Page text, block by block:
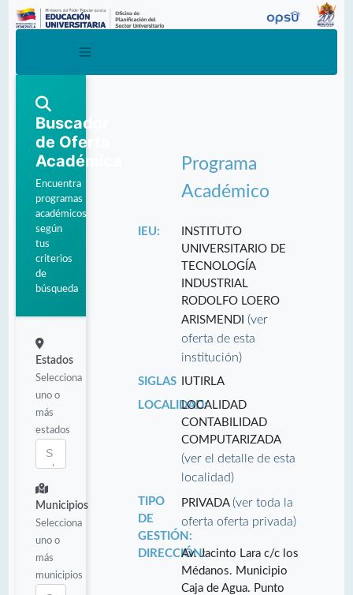
Buscador
de Oferta
Académica
Encuentra
programas
académicos
según
tus
criterios
de
búsqueda
Estados
Selecciona
uno o
más
estados
Municipios
Selecciona
uno o
más
municipios
Programa
Académico
IEU:
INSTITUTO
UNIVERSITARIO DE
TECNOLOGÍA
INDUSTRIAL
RODOLFO LOERO
ARISMENDI(ver
oferta de esta
institución)
SIGLAS
IUTIRLA
LOCALIDAD:LOCALIDAD
CONTABILIDAD
COMPUTARIZADA
(ver el detalle de esta
localidad)
TIPO
DE
GESTIÓN:
PRIVADA(ver toda la
oferta oferta privada)
DIRECCIÓN:Av. Jacinto Lara c/c los
Médanos. Municipio
Caja de Agua. Punto